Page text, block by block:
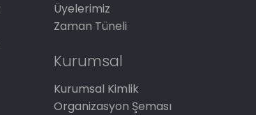
Üyelerimiz
Zaman Tüneli
Kurumsal
Kurumsal Kimlik
Organizasyon Şeması